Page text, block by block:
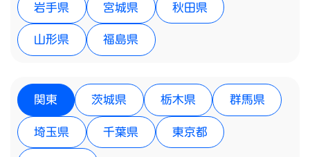
岩手県 宮城県 秋田県
山形県 福島県
関東 茨城県 栃木県 群馬県
埼玉県 千葉県 東京都